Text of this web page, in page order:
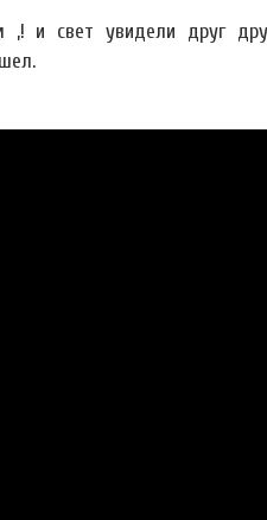
,! и свет увидели друг